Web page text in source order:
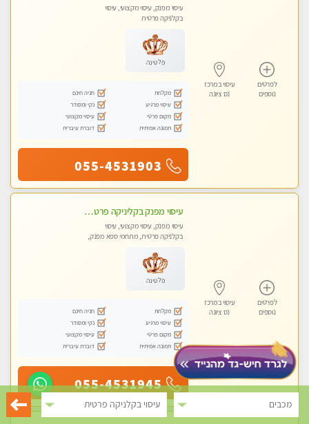
מכבים עיסוי בקלניקה פרטית
לפרטים
נוספים
עיסוי במרכז
נס ציונה
עיסוי מפנק, עיסוי מקצועי, עיסוי
בקלניקה פרטית
פלטינה
מקלחת
חניה חינם
עיסוי מרגיע
נקי ומסודר
מקום פרטי
עיסוי מקצועי
תמונה אמיתית
דוברת עיברית
055-4531903
לפרטים
נוספים
עיסוי במרכז
נס ציונה
עיסוי מפנק בקליניקה פרטית לרציניים בלבד! מומלץ! פרטית בראשון -לציון
עיסוי מפנק, עיסוי מקצועי, עיסוי
בקלניקה פרטית, מתחמי ספא מפנק,
פלטינה
מקלחת
חניה חינם
עיסוי מרגיע
נקי ומסודר
מקום פרטי
עיסוי מקצועי
תמונה אמיתית
דוברת עיברית
055-4531945